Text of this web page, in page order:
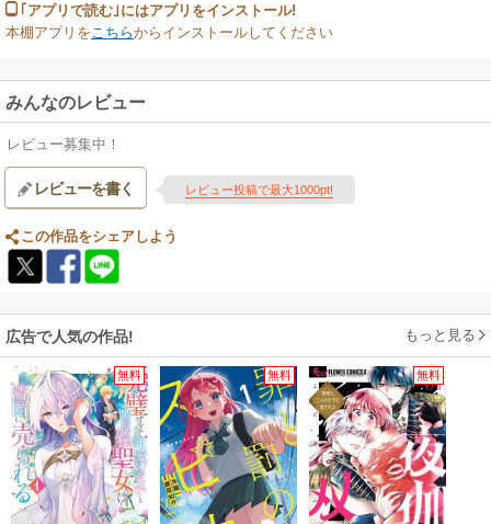
｢アプリで読む｣にはアプリをインストール!
本棚アプリを こちらからインストールしてください
みんなのレビュー
レビュー募集中！
レビューを書く レビュー投稿で最大1000pt!
この作品をシェアしよう
広告で人気の作品! もっと見る
無料 無料 無料